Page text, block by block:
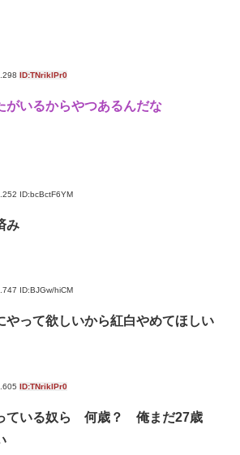
ID:TNriklPr0
がいるからやつあるんだな
ID:bcBctF6YM
み
ID:BJGw/hiCM
やって欲しいから紅白やめてほしい
ID:TNriklPr0
ている奴ら 何歳？ 俺まだ27歳